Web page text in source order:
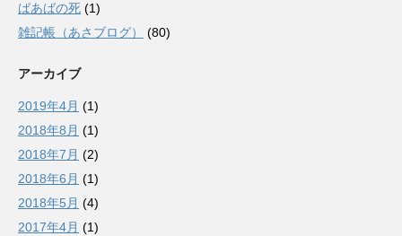
ばあばの死 (1)
雑記帳（あさブログ）
(80)
アーカイブ
2019年4月 (1)
2018年8月 (1)
2018年7月 (2)
2018年6月 (1)
2018年5月 (4)
2017年4月 (1)